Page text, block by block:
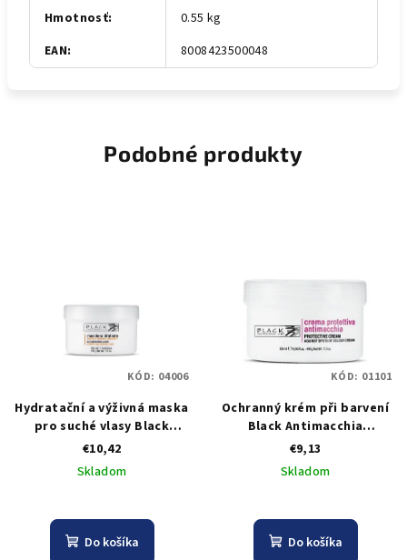
Hmotnosť:
0.55 kg
EAN: 8008423500048
Podobné produkty
Hydratační a výživná maska
pro suché vlasy Black
Restructuring Mask - 500 ml
€10,42
Skladom
Do košíka
KÓD: 04006
Ochranný krém při barvení
Black Antimacchia
Protective Cream 500 ml
€9,13
Skladom
Do košíka
KÓD: 01101